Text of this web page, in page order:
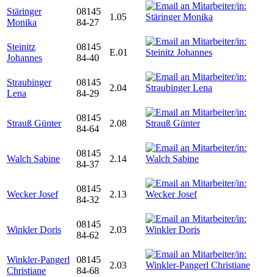
Stäringer
Monika
08145
84-27
1.05
Steinitz
Johannes
08145
84-40
E.01
Straubinger
Lena
08145
84-29
2.04
Strauß Günter
08145
84-64
2.08
Walch Sabine
08145
84-37
2.14
Wecker Josef
08145
84-32
2.13
Winkler Doris
08145
84-62
2.03
Winkler-Pangerl
Christiane
08145
84-68
2.03